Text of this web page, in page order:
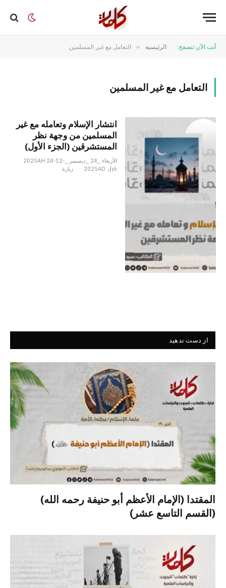
أنت الآن تتصفح: الرئيسية » التعامل مع غير المسلمين
التعامل مع غير المسلمين
انتشار الإسلام وتعامله مع غير
المسلمين من وجهة نظر
المستشرقين (الجزء الأول)
الأربعاء _24 _ديسمبر _2025AH 24-12-
2025AD
6 زيارة
از دست ندهید
المقتدا (الإمام الأعظم أبو حنيفة رحمه الله)
(القسم التاسع عشر)